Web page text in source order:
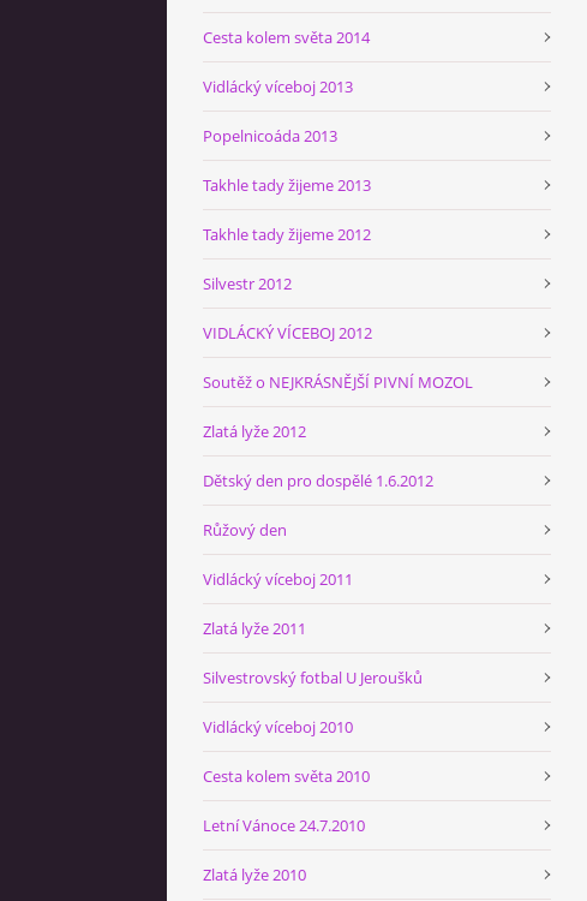
Cesta kolem světa 2014
Vidlácký víceboj 2013
Popelnicoáda 2013
Takhle tady žijeme 2013
Takhle tady žijeme 2012
Silvestr 2012
VIDLÁCKÝ VÍCEBOJ 2012
Soutěž o NEJKRÁSNĚJŠÍ PIVNÍ MOZOL
Zlatá lyže 2012
Dětský den pro dospělé 1.6.2012
Růžový den
Vidlácký víceboj 2011
Zlatá lyže 2011
Silvestrovský fotbal U Jeroušků
Vidlácký víceboj 2010
Cesta kolem světa 2010
Letní Vánoce 24.7.2010
Zlatá lyže 2010